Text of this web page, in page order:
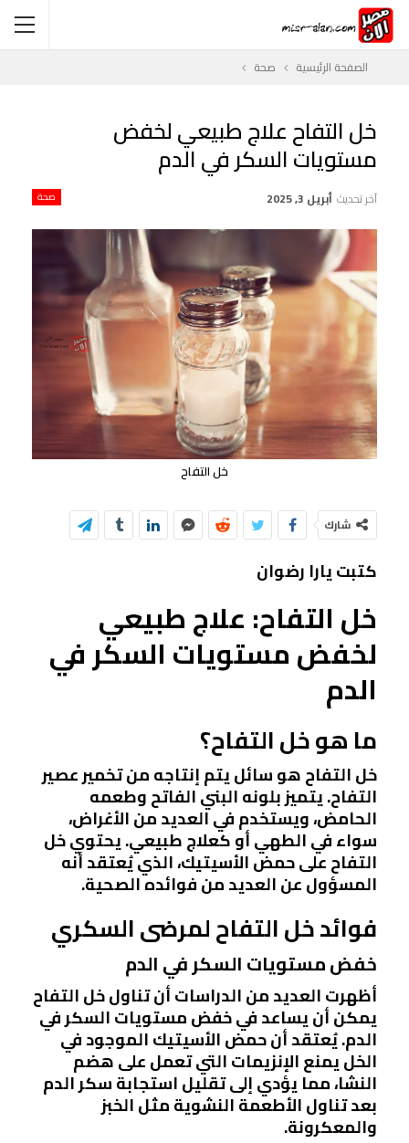
الصفحة الرئيسية صحة
خل التفاح علاج طبيعي لخفض
مستويات السكر في الدم
صحة آخر تحديث أبريل 3, 2025
خل التفاح
شارك
كتبت يارا رضوان
خل التفاح: علاج طبيعي
لخفض مستويات السكر في
الدم
ما هو خل التفاح؟
خل التفاح هو سائل يتم إنتاجه من تخمير عصير
التفاح. يتميز بلونه البني الفاتح وطعمه
الحامض، ويستخدم في العديد من الأغراض،
سواء في الطهي أو كعلاج طبيعي. يحتوي خل
التفاح على حمض الأسيتيك، الذي يُعتقد أنه
المسؤول عن العديد من فوائده الصحية.
فوائد خل التفاح لمرضى السكري
خفض مستويات السكر في الدم
أظهرت العديد من الدراسات أن تناول خل التفاح
يمكن أن يساعد في خفض مستويات السكر في
الدم. يُعتقد أن حمض الأسيتيك الموجود في
الخل يمنع الإنزيمات التي تعمل على هضم
النشا، مما يؤدي إلى تقليل استجابة سكر الدم
بعد تناول الأطعمة النشوية مثل الخبز
والمعكرونة.